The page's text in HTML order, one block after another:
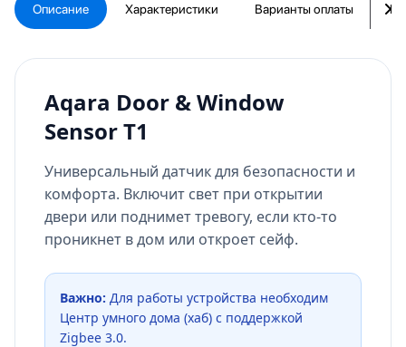
Описание Характеристики Варианты оплаты
Aqara Door & Window
Sensor T1
Универсальный датчик для безопасности и
комфорта. Включит свет при открытии
двери или поднимет тревогу, если кто-то
проникнет в дом или откроет сейф.
Важно: Для работы устройства необходим
Центр умного дома (хаб) с поддержкой
Zigbee 3.0.